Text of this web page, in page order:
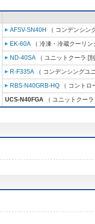
AFSV-SN40H
（ コンデンシン
EK-60A （ 冷凍・冷蔵クーリ
ND-40SA （ ユニットクーラ [
R-F335A （ コンデンシングユ
RBS-N40GRB-HQ （ コント
UCS-N40FGA （ ユニットクー